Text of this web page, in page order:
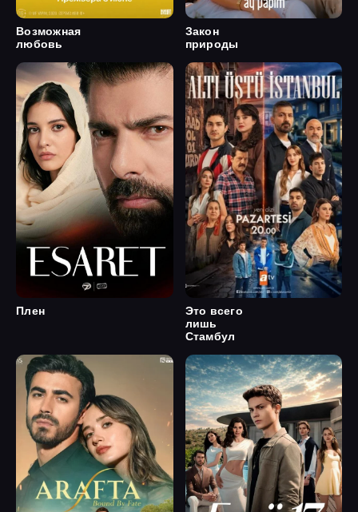
Возможная
любовь
Закон
природы
Плен
Это всего
лишь
Стамбул